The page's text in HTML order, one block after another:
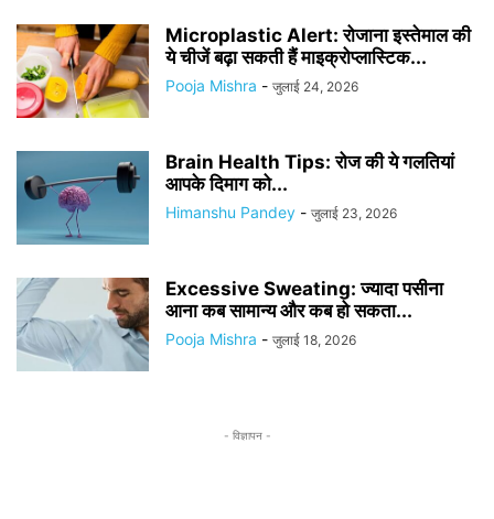
Microplastic Alert: रोजाना इस्तेमाल की
ये चीजें बढ़ा सकती हैं माइक्रोप्लास्टिक...
Pooja Mishra - जुलाई 24, 2026
Brain Health Tips: रोज की ये गलतियां
आपके दिमाग को...
Himanshu Pandey - जुलाई 23, 2026
Excessive Sweating: ज्यादा पसीना
आना कब सामान्य और कब हो सकता...
Pooja Mishra - जुलाई 18, 2026
- विज्ञापन -